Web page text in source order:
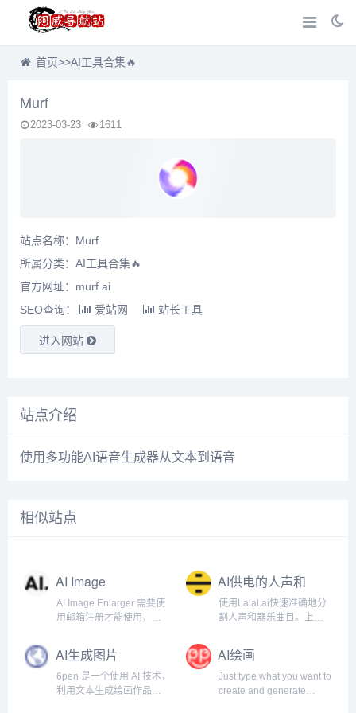
首页>>AI工具合集🔥
Murf
2023-03-23 1611
站点名称：Murf
所属分类： AI工具合集🔥
官方网址：murf.ai
SEO查询：
爱站网 站长工具
进入网站
站点介绍
使用多功能AI语音生成器从文本到语音
相似站点
AI Image
Enlarger
AI Image Enlarger 需要使
用邮箱注册才能使用，注
额度。
AI供电的人声和
器乐曲目清除器
使用Lalal.ai快速准确地分
割人声和器乐曲目。上传
内接收高质量的提取曲
目。.
AI生成图片
6pen 是一个使用 AI 技术，
利用文本生成绘画作品的
AI绘画
Just type what you want to
create and generate